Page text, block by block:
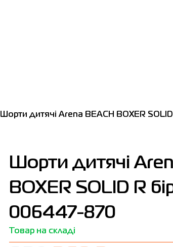
Шорти дитячі Arena BEACH BOXER SOLID
Шорти дитячі
BOXER SOLID R
006447-870
Товар на складі